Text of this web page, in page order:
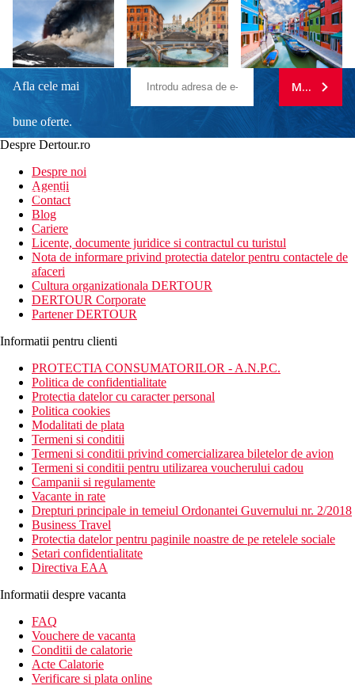
Afla cele mai
bune oferte.
newsletter!
MA
Despre Dertour.ro
Despre noi
Agentii
Contact
Blog
Cariere
Licente, documente juridice si contractul cu turistul
Nota de informare privind protectia datelor pentru contactele de
afaceri
Cultura organizationala DERTOUR
DERTOUR Corporate
Partener DERTOUR
Informatii pentru clienti
PROTECTIA CONSUMATORILOR - A.N.P.C.
Politica de confidentialitate
Protectia datelor cu caracter personal
Politica cookies
Modalitati de plata
Termeni si conditii
Termeni si conditii privind comercializarea biletelor de avion
Termeni si conditii pentru utilizarea voucherului cadou
Campanii si regulamente
Vacante in rate
Drepturi principale in temeiul Ordonantei Guvernului nr. 2/2018
Business Travel
Protectia datelor pentru paginile noastre de pe retelele sociale
Setari confidentialitate
Directiva EAA
Informatii despre vacanta
FAQ
Vouchere de vacanta
Conditii de calatorie
Acte Calatorie
Verificare si plata online